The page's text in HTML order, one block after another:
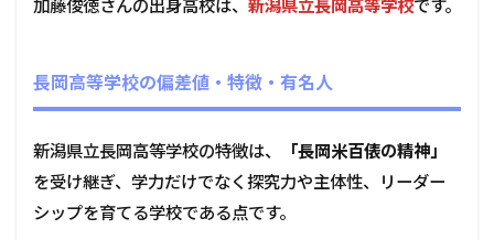
加藤俊徳さんの出身高校は、 新潟県立長岡高等学校です。
長岡高等学校の偏差値・特徴・有名人
新潟県立長岡高等学校の特徴は、
「長岡米百俵の精神」
を受け継ぎ、学力だけでなく探究力や主体性、リーダー
シップを育てる学校である点です。